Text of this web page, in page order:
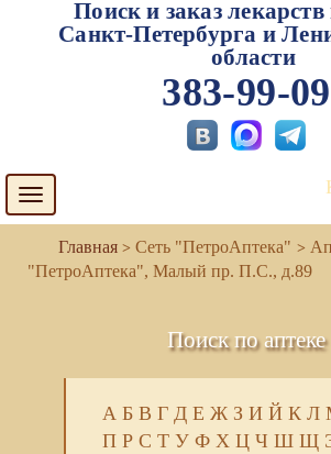
Поиск и заказ лекарств
Санкт-Петербурга и
области
383-99-09
Toggle
navigation
Сеть "ПетроАптека"
"ПетроАптека", Малый пр. П.С., д.89
Поиск по аптеке
А Б В Г Д Е Ж З И Й К Л
П Р С Т У Ф Х Ц Ч Ш Щ